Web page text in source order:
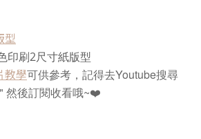
型
印刷2尺寸紙版型
教學可供參考， 記得去Youtube搜尋
然後訂閱收看哦~❤️